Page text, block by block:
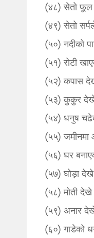
(४८) सेतो फूल
(४९) सेतो
(५०) नदीको
(५१) रोटी
(५२) कपास
(५३) कुकुर देखे
(५४) धनुष
(५५) जमीनमा
(५६) घर
(५७) घोड़ा
(५८) मोती देखे
(५९) अनार देखे
(६०) गाडेको